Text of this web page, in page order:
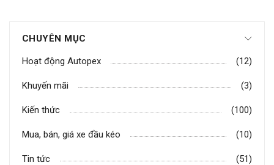
CHUYÊN MỤC
Hoạt động Autopex (12)
Khuyến mãi (3)
Kiến thức (100)
Mua, bán, giá xe đầu kéo (10)
Tin tức (51)